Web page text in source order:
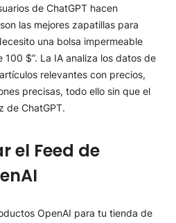
de ChatGPT hacen
las mejores zapatillas para
una bolsa impermeable
$”. La IA analiza los datos de
relevantes con precios,
precisas, todo ello sin que el
de ChatGPT.
el Feed de
OpenAI para tu tienda de